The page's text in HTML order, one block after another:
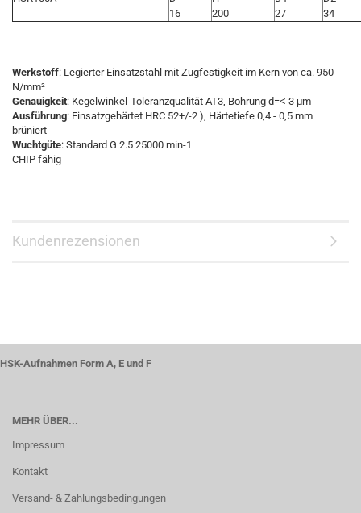
16
200 27 34
Werkstoff: Legierter Einsatzstahl mit Zugfestigkeit im Kern von ca. 950
N/mm²
Genauigkeit: Kegelwinkel-Toleranzqualität AT3, Bohrung d=˂ 3 μm
Ausführung: Einsatzgehärtet HRC 52+/-2 ), Härtetiefe 0,4 - 0,5 mm
brüniert
Wuchtgüte: Standard G 2.5 25000 min-1
CHIP fähig
Kundenrezensionen
HSK-Aufnahmen Form A, E und F
MEHR ÜBER...
Impressum
Kontakt
Versand- & Zahlungsbedingungen